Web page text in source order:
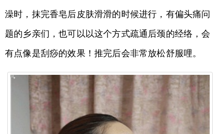
澡时，抹完香皂后皮肤滑滑的时候进行，有偏头痛问
题的乡亲们，也可以以这个方式疏通后颈的经络，会
有点像是刮痧的效果！推完后会非常放松舒服哩。